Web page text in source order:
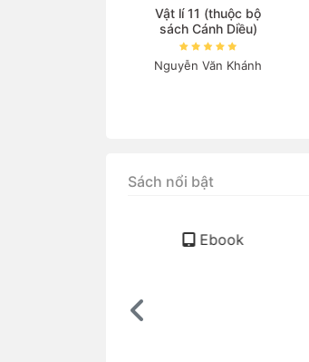
Vật lí 11 (thuộc bộ
sách Cánh Diều)
Nguyễn Văn Khánh
Sách nổi bật
Ebook